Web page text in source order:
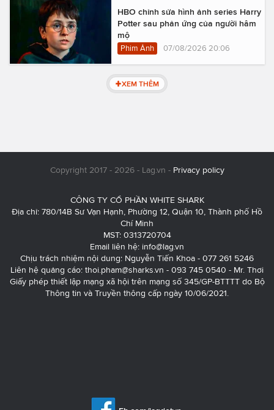
HBO chỉnh sửa hình ảnh series Harry
Potter sau phản ứng của người hâm
mộ
Phim Ảnh 07/08/2026 20:06
XEM THÊM
Copyright 2017 - 2026 - Lag.vn - Privacy policy
CÔNG TY CỔ PHẦN WHITE SHARK
Địa chỉ: 780/14B Sư Vạn Hạnh, Phường 12, Quận 10, Thành phố Hồ
Chí Minh
MST: 0313720704
Email liên hệ: info@lag.vn
Chịu trách nhiệm nội dung: Nguyễn Tiến Khoa - 077 261 5246
Liên hệ quảng cáo: thoi.pham@sharks.vn - 093 745 0540 - Mr. Thơi
Giấy phép thiết lập mạng xã hội trên mạng số 345/GP-BTTTT do Bộ
Thông tin và Truyền thông cấp ngày 10/06/2021.